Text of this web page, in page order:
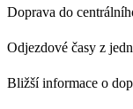
Doprava do
Odjezdové časy z
Bližší informace o